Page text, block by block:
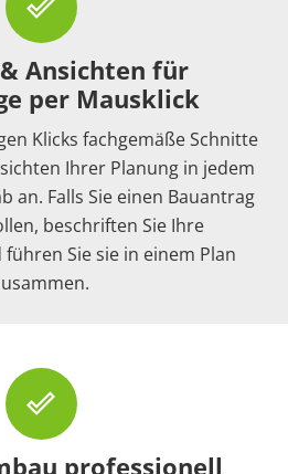
done_outline
Ansichten für
per Mausklick
Klicks fachgemäße Schnitte
Ihrer Planung in jedem
an. Falls Sie einen Bauantrag
beschriften Sie Ihre
Sie sie in einem Plan
done_outline
professionell